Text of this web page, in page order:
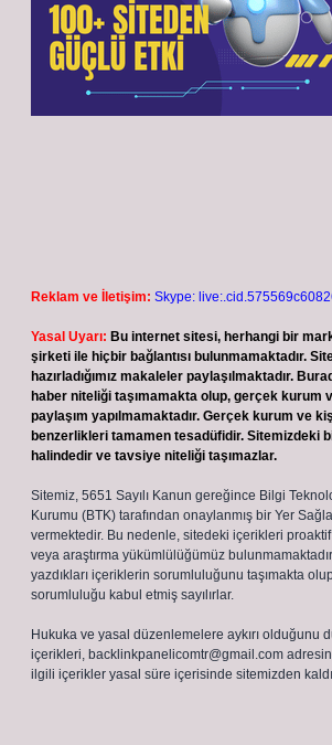
Reklam ve İletişim: Skype:
Yasal Uyarı: Bu internet sitesi, herhangi bir
şirketi ile hiçbir bağlantısı bulunmamaktadır.
hazırladığımız makaleler paylaşılmaktadır.
haber niteliği taşımamakta olup, gerçek kurum
paylaşım yapılmamaktadır. Gerçek kurum ve
benzerlikleri tamamen tesadüfidir. Sitemizdeki
halindedir ve tavsiye niteliği taşımazlar.
Sitemiz, 5651 Sayılı Kanun gereğince Bilgi
Kurumu (BTK) tarafından onaylanmış bir Yer
vermektedir. Bu nedenle, sitedeki içerikleri
veya araştırma yükümlülüğümüz
yazdıkları içeriklerin sorumluluğunu taşımakta
sorumluluğu kabul etmiş sayılırlar.
Hukuka ve yasal düzenlemelere aykırı olduğunu
içerikleri, backlinkpanelicomtr@gmail.com
ilgili içerikler yasal süre içerisinde sitemizden